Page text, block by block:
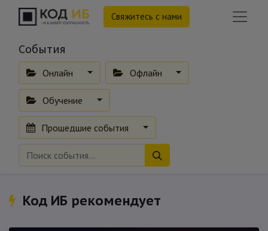
Свяжитесь с нами
События
Онлайн Офлайн
Обучение
Прошедшие события
Код ИБ рекомендует